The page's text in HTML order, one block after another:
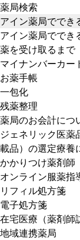
薬局検索
アイン薬局ででき
アイン薬局ででき
薬を受け取るまで
マイナンバーカー
お薬手帳
一包化
残薬整理
薬局のお会計につ
ジェネリック医薬
載品）の選定療養
かかりつけ薬剤師
オンライン服薬指
リフィル処方箋
電子処方箋
在宅医療（薬剤師
地域連携薬局